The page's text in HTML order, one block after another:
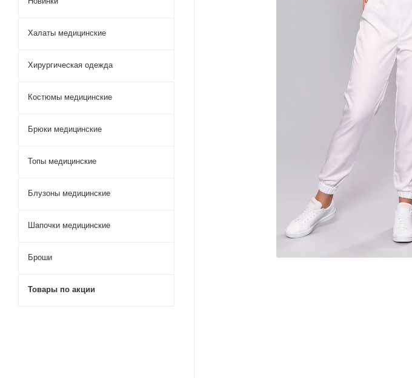
Халаты медицинские
Хирургическая одежда
Костюмы медицинские
Брюки медицинские
Топы медицинские
Блузоны медицинские
Шапочки медицинские
Броши
Товары по акции